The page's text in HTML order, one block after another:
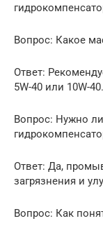
Вопрос: Какое
Ответ:
5W-40 или 10W-40.
Вопрос: Нужно
Ответ: Да,
загрязнения и
Вопрос: Как